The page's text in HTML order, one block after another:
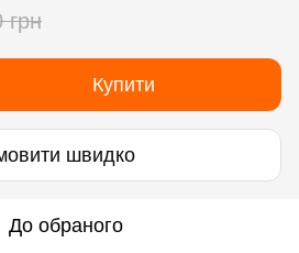
грн
Купити
швидко
До обраного